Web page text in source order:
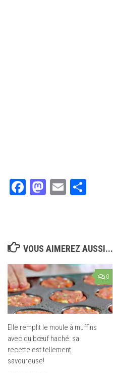
Facebook
Mastodon
Email
VOUS AIMEREZ AUSSI...
0
Elle remplit le moule à muffins
avec du bœuf haché: sa
recette est tellement
savoureuse!